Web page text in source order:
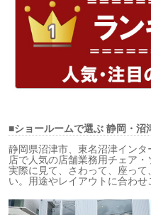
■ショールームで選ぶ静岡・沼
静岡県沼津市、東名沼津イン
店で人気の店舗業務用チェア・
実際に見て、さわって、座っ
い。用途やレイアウトに合わせ